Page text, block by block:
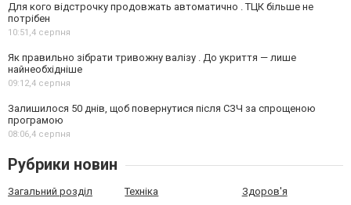
Для кого відстрочку продовжать автоматично . ТЦК більше не
потрібен
10:51,4 серпня
Як правильно зібрати тривожну валізу . До укриття — лише
найнеобхідніше
09:12,4 серпня
Залишилося 50 днів, щоб повернутися після СЗЧ за спрощеною
програмою
08:06,4 серпня
Рубрики новин
Загальний розділ Техніка Здоров'я